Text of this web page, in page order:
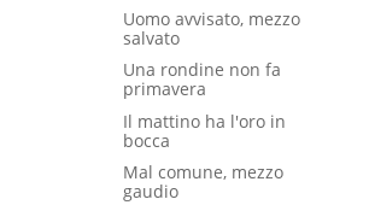
Uomo avvisato, mezzo
salvato
Una rondine non fa
primavera
Il mattino ha l'oro in
bocca
Mal comune, mezzo
gaudio